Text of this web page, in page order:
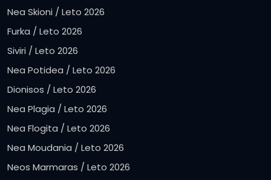
Nea Skioni / Leto 2026
Furka / Leto 2026
Siviri / Leto 2026
Nea Potidea / Leto 2026
Dionisos / Leto 2026
Nea Plagia / Leto 2026
Nea Flogita / Leto 2026
Nea Moudania / Leto 2026
Neos Marmaras / Leto 2026